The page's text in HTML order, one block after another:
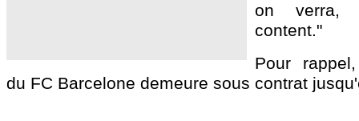
on verra,
content."
Pour
du FC Barcelone demeure sous contrat